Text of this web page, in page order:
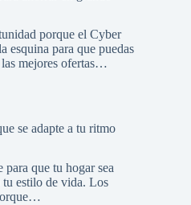
porque el Cyber
esquina para que puedas
mejores ofertas…
se adapte a tu ritmo
para que tu hogar sea
tu estilo de vida. Los